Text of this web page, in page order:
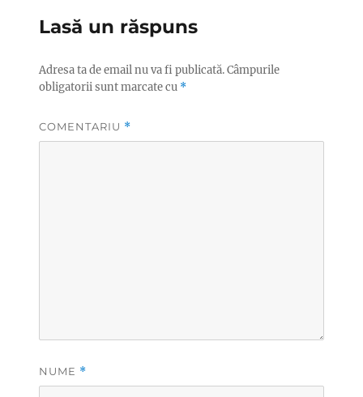
Lasă un răspuns
Adresa ta de email nu va fi publicată.Câmpurile
obligatorii sunt marcate cu *
COMENTARIU *
NUME *